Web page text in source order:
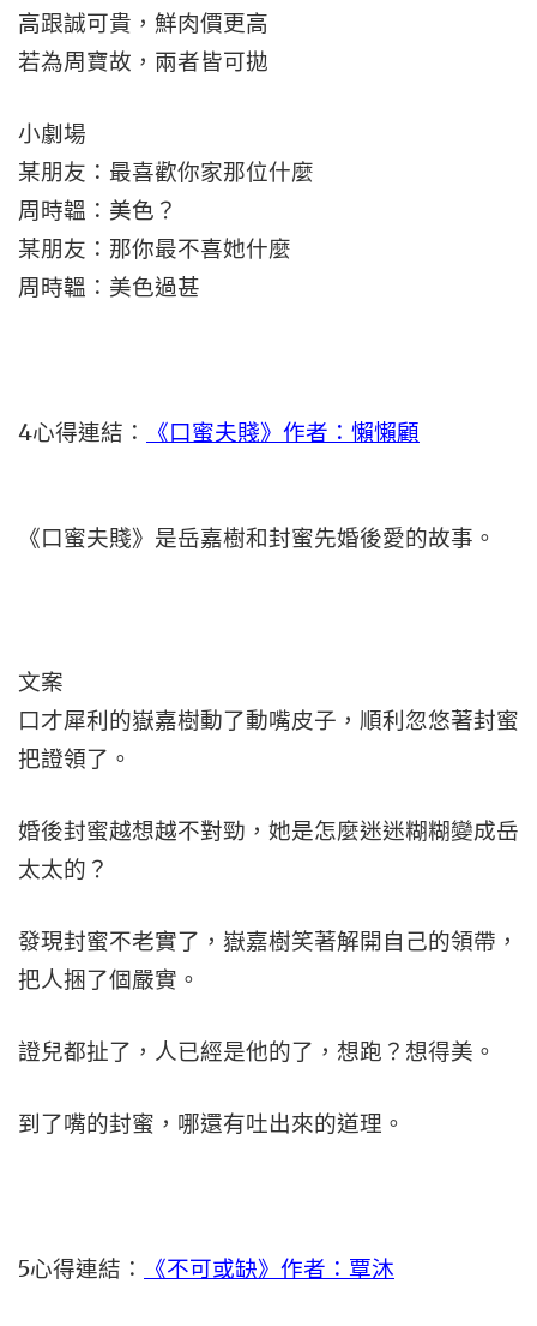
高跟誠可貴，鮮肉價更高
若為周寶故，兩者皆可拋
小劇場
某朋友：最喜歡你家那位什麼
周時韞：美色？
某朋友：那你最不喜她什麼
周時韞：美色過甚
4心得連結： 《口蜜夫賤》作者：懶懶顧
《口蜜夫賤》是岳嘉樹和封蜜先婚後愛的故事。
文案
口才犀利的嶽嘉樹動了動嘴皮子，順利忽悠著封蜜
把證領了。
婚後封蜜越想越不對勁，她是怎麼迷迷糊糊變成岳
太太的？
發現封蜜不老實了，嶽嘉樹笑著解開自己的領帶，
把人捆了個嚴實。
證兒都扯了，人已經是他的了，想跑？想得美。
到了嘴的封蜜，哪還有吐出來的道理。
5心得連結： 《不可或缺》作者：覃沐